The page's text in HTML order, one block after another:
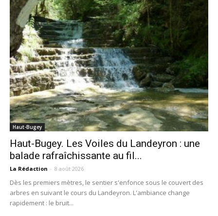
Haut-Bugey
Haut-Bugey. Les Voiles du Landeyron : une
balade rafraîchissante au fil...
La Rédaction - 8 août 2026
Dès les premiers mètres, le sentier s'enfonce sous le couvert des
arbres en suivant le cours du Landeyron. L'ambiance change
rapidement : le bruit...